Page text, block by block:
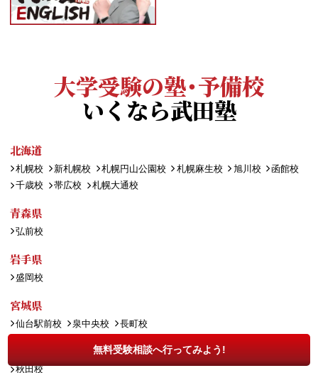
無料受験相談へ行ってみよう!
大学受験の塾・予備校
いくなら武田塾
北海道
札幌校 新札幌校 札幌円山公園校 札幌麻生校 旭川校
函館校
千歳校
帯広校 札幌大通校
青森県
弘前校
岩手県
盛岡校
宮城県
仙台駅前校 泉中央校 長町校
秋田県
秋田校